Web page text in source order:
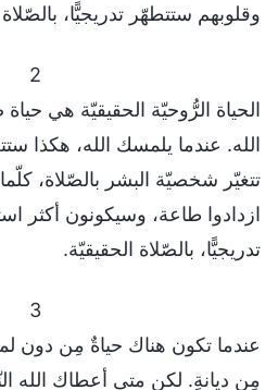
وقلوبهم ستتطهّر تدريجيًّا،
2
الحياة الرُّوحيّة الحقيقيّة هي
الله. عندما يلمسك الله، هكذا
تتغيّر شخصيّة البشر بالصّلاة،
ازدادوا طاعة، وسيكونون أكثر
تدريجيًّا، بالصّلاة الحقيقيّة.
3
عندما تكون هناك حياةٌ مِن دون
مِن ديانةٍ. لكن متى أعطاك الله